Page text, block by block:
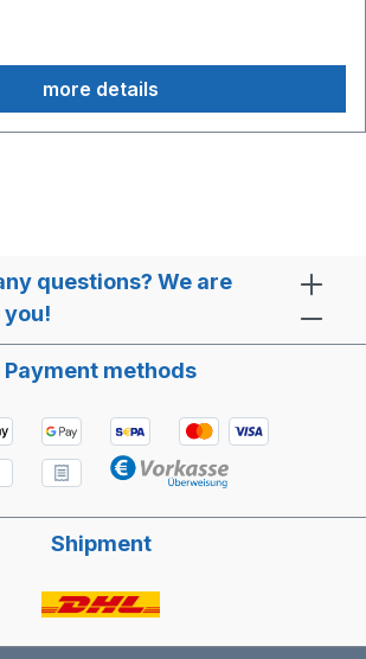
more details
questions? We are
you!
Payment methods
Shipment